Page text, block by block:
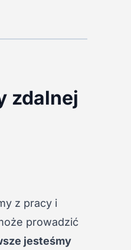
zdalnej
z pracy i
prowadzić
jesteśmy